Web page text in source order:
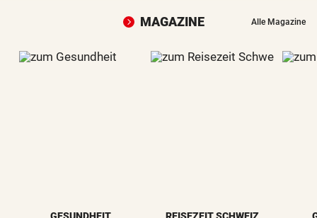
MAGAZINE Alle Magazine
GESUNDHEIT REISEZEIT SCHWEIZ